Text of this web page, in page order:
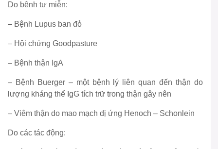
Do bệnh tự miễn:
– Bệnh Lupus ban đỏ
– Hội chứng Goodpasture
– Bệnh thận IgA
– Bệnh Buerger – một bệnh lý liên quan đến thận do
lượng kháng thể IgG tích trữ trong thận gây nên
– Viêm thận do mao mạch dị ứng Henoch – Schonlein
Do các tác động: